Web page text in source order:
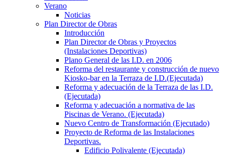
Verano
Noticias
Plan Director de Obras
Introducción
Plan Director de Obras y Proyectos
(Instalaciones Deportivas)
Plano General de las I.D. en 2006
Reforma del restaurante y construcción de nuevo
Kiosko-bar en la Terraza de I.D.(Ejecutada)
Reforma y adecuación de la Terraza de las I.D.
(Ejecutada)
Reforma y adecuación a normativa de las
Piscinas de Verano. (Ejecutada)
Nuevo Centro de Transformación (Ejecutado)
Proyecto de Reforma de las Instalaciones
Deportivas.
Edificio Polivalente (Ejecutada)